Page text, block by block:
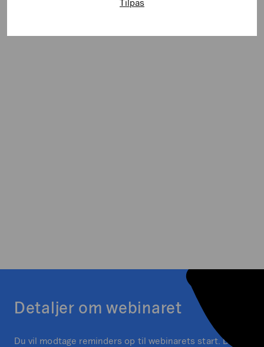
Detaljer om webinaret
Du vil modtage reminders op til webinarets start. Du